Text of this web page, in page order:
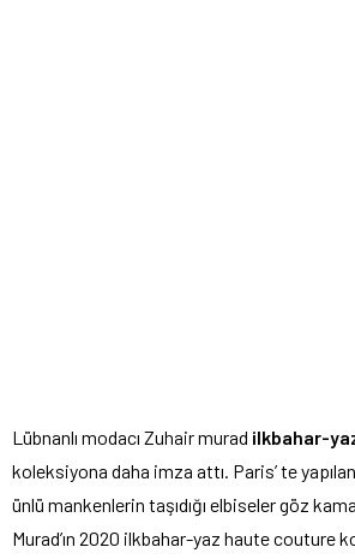
Lübnanlı modacı Zuhair murad ilkbahar-
koleksiyona daha imza attı. Paris’ te
ünlü mankenlerin taşıdığı elbiseler göz
Murad’ın 2020 ilkbahar-yaz haute couture